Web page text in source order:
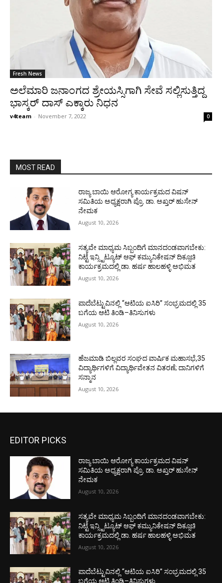
Fresh News
ಅಲೆಮಾರಿ ಜನಾಂಗದ ಶ್ರೇಯಸ್ಸಿಗಾಗಿ ಸೇವೆ ಸಲ್ಲಿಸುತ್ತಿದ್ದ
ಭಾಸ್ಕರ್ ದಾಸ್ ಎಕ್ಕಾರು ನಿಧನ
v4team - November 7, 2022 0
MOST READ
ರಾಜ್ಯ ಬಾಯಿ ಆರೋಗ್ಯ ಕಾರ್ಯಕ್ರಮದ ವಿಷನ್
ಸಮಿತಿಯ ಅಧ್ಯಕ್ಷರಾಗಿ ಪ್ರೊ. ಡಾ. ಅಖ್ತರ್ ಹುಸೇನ್
ನೇಮಕ
August 10, 2026
ಸತ್ಯವೇ ಮಾಧ್ಯಮ ಸಿಬ್ಬಂದಿಗೆ ಮಾನದಂಡವಾಗಬೇಕು:
ನಿಟ್ಟೆ ಇನ್ಸ್ಟಿಟ್ಯೂಟ್ ಆಫ್ ಕಮ್ಯುನಿಕೇಷನ್ ದಿಕ್ಸೂಚಿ
ಕಾರ್ಯಕ್ರಮದಲ್ಲಿ ಡಾ. ಹರ್ಷ ಹಾಲಹಳ್ಳಿ ಅಭಿಮತ
August 10, 2026
ಪಾದೆಬೆಟ್ಟುವಿನಲ್ಲಿ “ಆಟಿಯ ಐಸಿರಿ’’ ಸಂಭ್ರಮದಲ್ಲಿ 35
ಬಗೆಯ ಆಟಿ ತಿಂಡಿ–ತಿನಿಸುಗಳು
August 10, 2026
ಹೆಜಮಾಡಿ ಬಿಲ್ಲವರ ಸಂಘದ ವಾರ್ಷಿಕ ಮಹಾಸಭೆ,35
ವಿದ್ಯಾರ್ಥಿಗಳಿಗೆ ವಿದ್ಯಾರ್ಥಿವೇತನ ವಿತರಣೆ; ದಾನಿಗಳಿಗೆ
ಸನ್ಮಾನ
August 10, 2026
EDITOR PICKS
ರಾಜ್ಯ ಬಾಯಿ ಆರೋಗ್ಯ ಕಾರ್ಯಕ್ರಮದ ವಿಷನ್
ಸಮಿತಿಯ ಅಧ್ಯಕ್ಷರಾಗಿ ಪ್ರೊ. ಡಾ. ಅಖ್ತರ್ ಹುಸೇನ್
ನೇಮಕ
August 10, 2026
ಸತ್ಯವೇ ಮಾಧ್ಯಮ ಸಿಬ್ಬಂದಿಗೆ ಮಾನದಂಡವಾಗಬೇಕು:
ನಿಟ್ಟೆ ಇನ್ಸ್ಟಿಟ್ಯೂಟ್ ಆಫ್ ಕಮ್ಯುನಿಕೇಷನ್ ದಿಕ್ಸೂಚಿ
ಕಾರ್ಯಕ್ರಮದಲ್ಲಿ ಡಾ. ಹರ್ಷ ಹಾಲಹಳ್ಳಿ ಅಭಿಮತ
August 10, 2026
ಪಾದೆಬೆಟ್ಟುವಿನಲ್ಲಿ “ಆಟಿಯ ಐಸಿರಿ’’ ಸಂಭ್ರಮದಲ್ಲಿ 35
ಬಗೆಯ ಆಟಿ ತಿಂಡಿ–ತಿನಿಸುಗಳು